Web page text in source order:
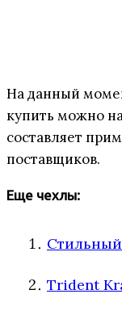
На данный
купить можно
составляет
поставщиков.
Еще чехлы:
Trident